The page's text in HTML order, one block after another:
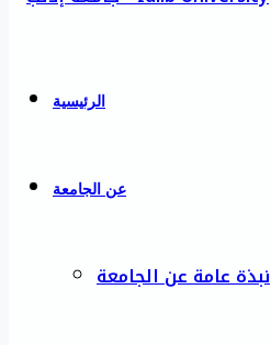
الرئيسية
عن الجامعة
نبذة عامة عن الجامعة